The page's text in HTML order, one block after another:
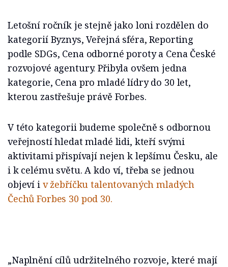
Letošní ročník je stejně jako loni rozdělen do
kategorií Byznys, Veřejná sféra, Reporting
podle SDGs, Cena odborné poroty a Cena České
rozvojové agentury. Přibyla ovšem jedna
kategorie, Cena pro mladé lídry do 30 let,
kterou zastřešuje právě Forbes.
V této kategorii budeme společně s odbornou
veřejností hledat mladé lidi, kteří svými
aktivitami přispívají nejen k lepšímu Česku, ale
i k celému světu. A kdo ví, třeba se jednou
objeví i v žebříčku talentovaných mladých
Čechů Forbes 30 pod 30.
„Naplnění cílů udržitelného rozvoje, které mají